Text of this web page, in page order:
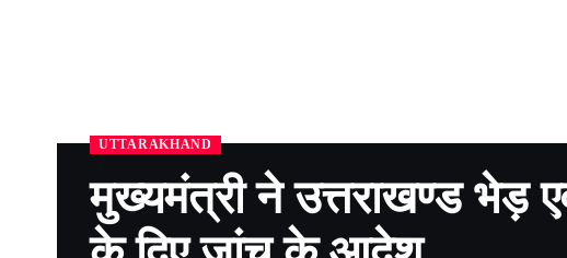
UTTARAKHAND
मुख्यमंत्री ने उत्तराखण्ड भेड़